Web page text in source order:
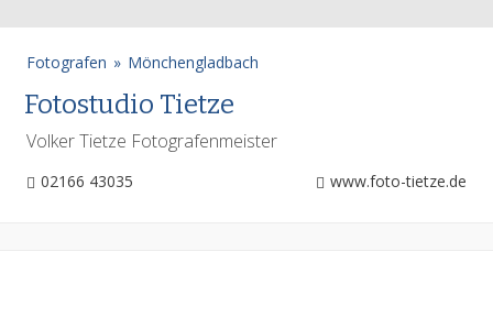
Fotografen Mönchengladbach
Fotostudio Tietze
Volker Tietze Fotografenmeister
02166 43035 www.foto-tietze.de